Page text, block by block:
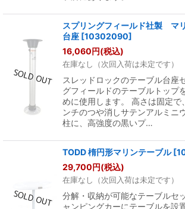
スプリングフィールド社製 マ
台座 [10302090]
16,060円(税込)
在庫なし（次回入荷は未定です）
スレッドロックのテーブル台座
グフィールドのテーブルトップ
めに使用します。 高さは固定
ンチのつや消しサテンアルミニ
柱に、高強度の黒いプ…
TODD 楕円形マリンテーブル [
29,700円(税込)
在庫なし（次回入荷は未定です）
分解・収納が可能なテーブルセ
ャンピングカーにテーブルを設